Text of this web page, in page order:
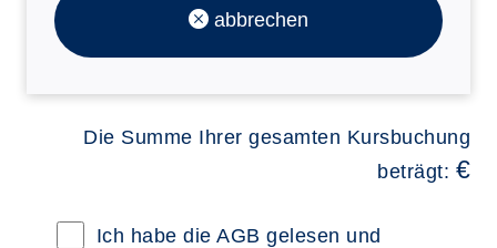
abbrechen
Die Summe Ihrer gesamten Kursbuchung
beträgt: €
Allgemeine Geschäftsbedingungen im
Ich habe die AGB gelesen und